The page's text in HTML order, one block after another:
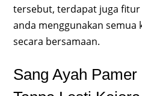
tersebut, terdapat juga
anda menggunakan semua
secara bersamaan.
Sang Ayah